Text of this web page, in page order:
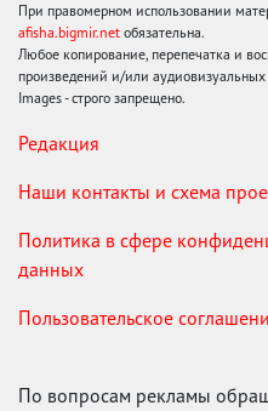
При правомерном использовании
afisha.bigmir.net обязательна.
Любое копирование, перепечатка и
произведений и/или
Images - строго запрещено.
Редакция
Наши контакты и схема
Политика в сфере
данных
Пользовательское
По вопросам рекламы